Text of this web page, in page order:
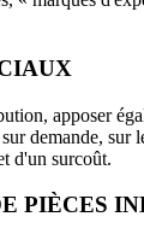
apposer
demande, sur
d'un surcoût.
PIÈCES